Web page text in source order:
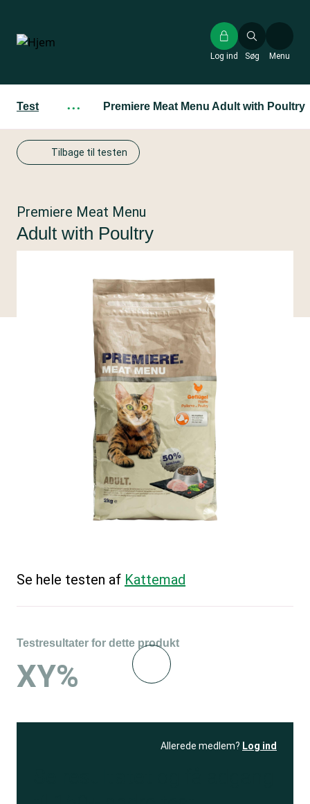
hovedindhold
Søg
Log ind Menu
Test ··· Premiere Meat Menu Adult with Poultry
Tilbage til testen
Premiere Meat Menu
Adult with Poultry
Se hele testen af Kattemad
Testresultater for dette produkt
XY%
Allerede medlem? Log ind